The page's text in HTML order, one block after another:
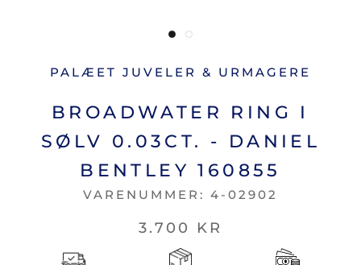
PALÆET JUVELER & URMAGERE
BROADWATER RING I
SØLV 0.03CT. - DANIEL
BENTLEY 160855
VARENUMMER: 4-02902
3.700 KR